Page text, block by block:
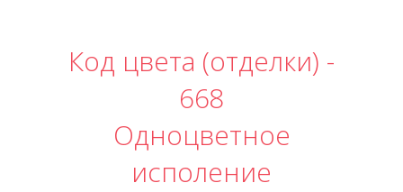
Код цвета (отделки) -
668
Одноцветное
исполение